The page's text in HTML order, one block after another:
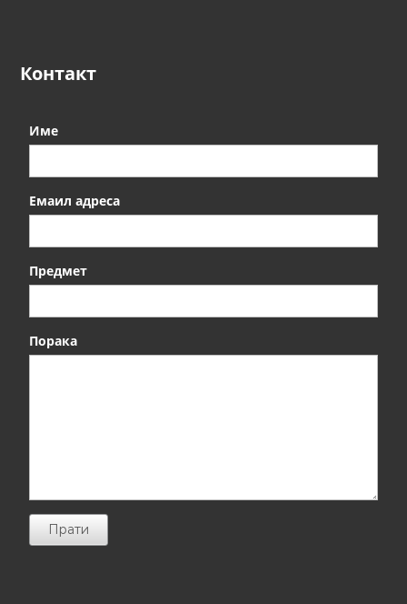
Контакт
Име
Емаил адреса
Предмет
Порака
Прати